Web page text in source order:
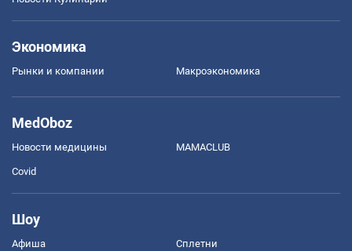
Экономика
Рынки и компании Mакроэкономика
MedOboz
Новости медицины MAMACLUB
Covid
Шоу
Афиша Сплетни